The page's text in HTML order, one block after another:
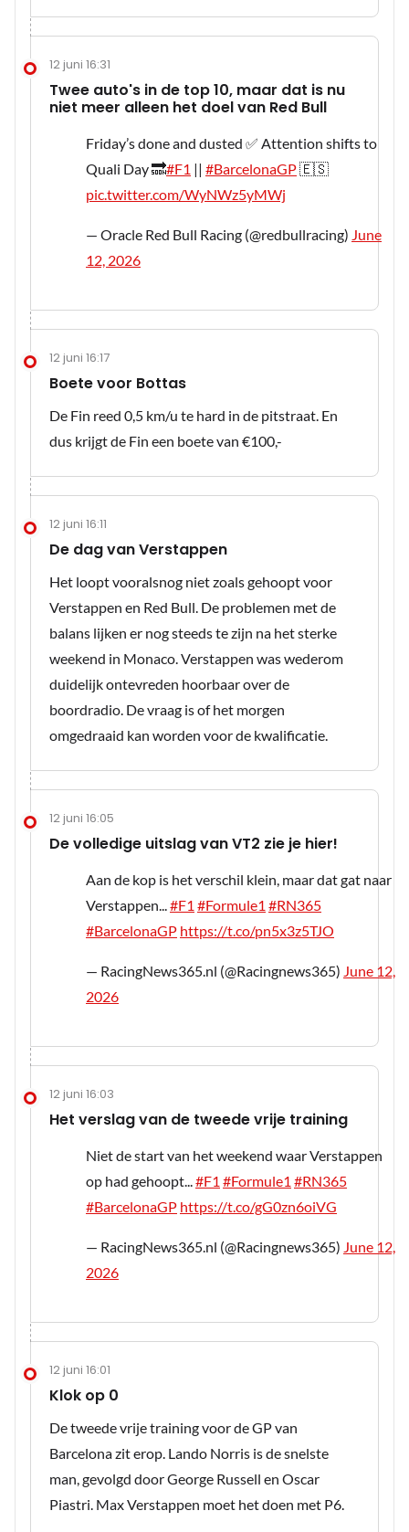
12 juni 16:31
Twee auto's in de top 10, maar dat is nu
niet meer alleen het doel van Red Bull
Friday’s done and dusted ✅ Attention shifts to
Quali Day 🔜#F1 || #BarcelonaGP🇪🇸
pic.twitter.com/WyNWz5yMWj
— Oracle Red Bull Racing (@redbullracing) June
12, 2026
12 juni 16:17
Boete voor Bottas
De Fin reed 0,5 km/u te hard in de pitstraat. En
dus krijgt de Fin een boete van €100,-
12 juni 16:11
De dag van Verstappen
Het loopt vooralsnog niet zoals gehoopt voor
Verstappen en Red Bull. De problemen met de
balans lijken er nog steeds te zijn na het sterke
weekend in Monaco. Verstappen was wederom
duidelijk ontevreden hoorbaar over de
boordradio. De vraag is of het morgen
omgedraaid kan worden voor de kwalificatie.
12 juni 16:05
De volledige uitslag van VT2 zie je hier!
Aan de kop is het verschil klein, maar dat gat naar
Verstappen...#F1 #Formule1 #RN365
#BarcelonaGP https://t.co/pn5x3z5TJO
— RacingNews365.nl (@Racingnews365) June 12,
2026
12 juni 16:03
Het verslag van de tweede vrije training
Niet de start van het weekend waar Verstappen
op had gehoopt...#F1 #Formule1 #RN365
#BarcelonaGP https://t.co/gG0zn6oiVG
— RacingNews365.nl (@Racingnews365) June 12,
2026
12 juni 16:01
Klok op 0
De tweede vrije training voor de GP van
Barcelona zit erop. Lando Norris is de snelste
man, gevolgd door George Russell en Oscar
Piastri. Max Verstappen moet het doen met P6.